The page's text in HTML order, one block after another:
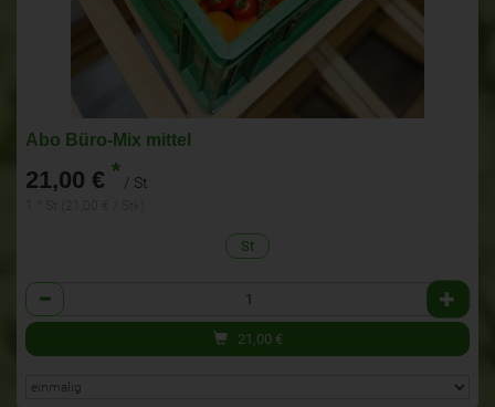
Abo Büro-Mix mittel
21,00 € * / St
St
Anzahl
21,00 €